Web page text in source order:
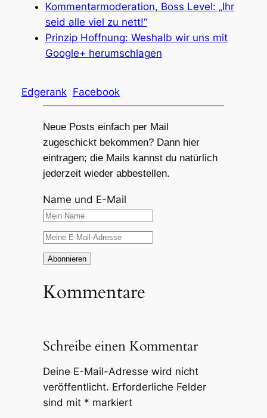
Kommentarmoderation, Boss Level: „Ihr
seid alle viel zu nett!“
Prinzip Hoffnung: Weshalb wir uns mit
Google+ herumschlagen
Edgerank Facebook
Neue Posts einfach per Mail
zugeschickt bekommen? Dann hier
eintragen; die Mails kannst du natürlich
jederzeit wieder abbestellen.
Name und E-Mail
Kommentare
Schreibe einen Kommentar
Deine E-Mail-Adresse wird nicht
veröffentlicht. Erforderliche Felder
sind mit * markiert